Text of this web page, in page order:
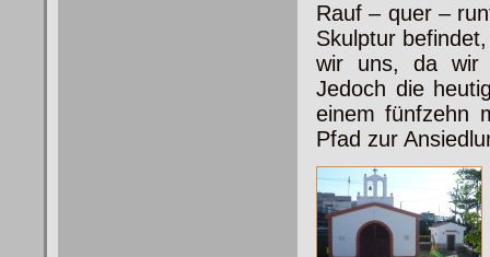
Rauf – quer –
Skulptur
wir uns, da wir
Jedoch die
einem fünfzehn
Pfad zur